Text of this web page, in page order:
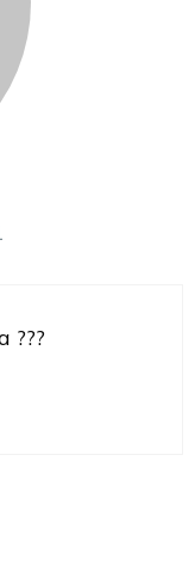
???